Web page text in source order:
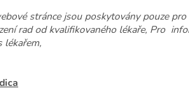
stránce jsou poskytovány pouze
rad od kvalifikovaného lékaře, Pro
lékařem,